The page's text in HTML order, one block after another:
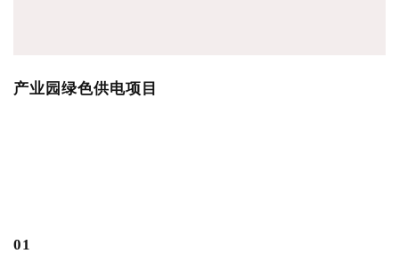
产业园绿色供电项目
01